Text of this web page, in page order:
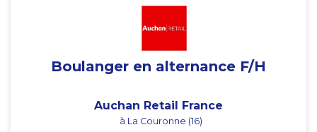
Boulanger en alternance F/H
Auchan Retail France
à La Couronne (16)